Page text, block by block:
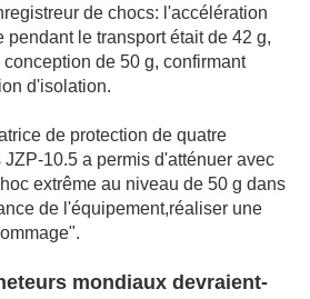
de chocs: l'accélération
pendant le transport était de 42 g,
de 50 g, confirmant
d'isolation.
de protection de quatre
a permis d'atténuer avec
extrême au niveau de 50 g dans
de l'équipement,réaliser une
mondiaux devraient-